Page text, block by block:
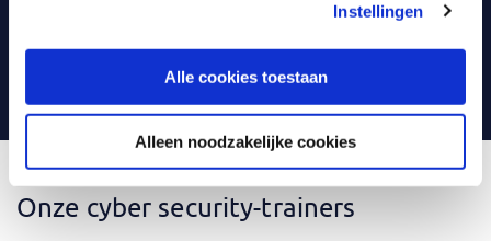
Instellingen
Alle cookies toestaan
Alleen noodzakelijke cookies
flinke dosis praktijkervaring als IT-professional.
Onze cursisten beoordelen onze trainingen gemiddeld
Onze cyber security-trainers